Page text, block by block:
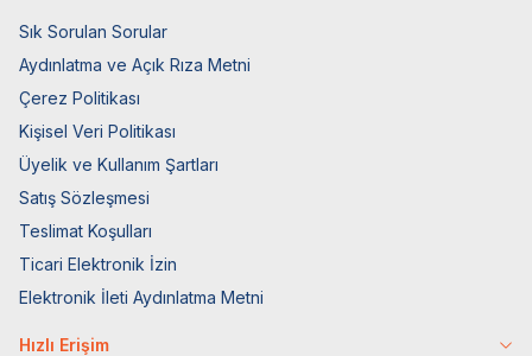
Sık Sorulan Sorular
Aydınlatma ve Açık Rıza Metni
Çerez Politikası
Kişisel Veri Politikası
Üyelik ve Kullanım Şartları
Satış Sözleşmesi
Teslimat Koşulları
Ticari Elektronik İzin
Elektronik İleti Aydınlatma Metni
Hızlı Erişim